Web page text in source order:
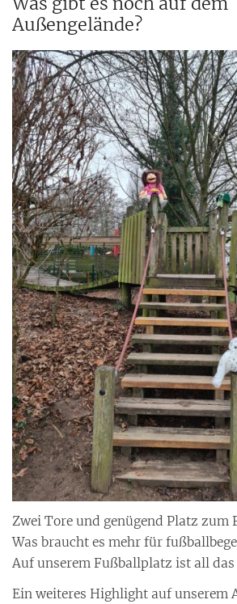
Außengelände?
Zwei Tore und genügend Platz zum
Was braucht es mehr für
Auf unserem Fußballplatz ist all das
Ein weiteres Highlight auf unserem